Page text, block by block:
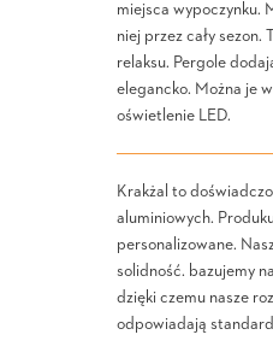
miejsca wypoczynku.
niej przez cały sezon.
relaksu. Pergole
elegancko. Można je
oświetlenie LED.
Krakżal to
aluminiowych.
personalizowane.
solidność. bazujemy
dzięki czemu nasze
odpowiadają